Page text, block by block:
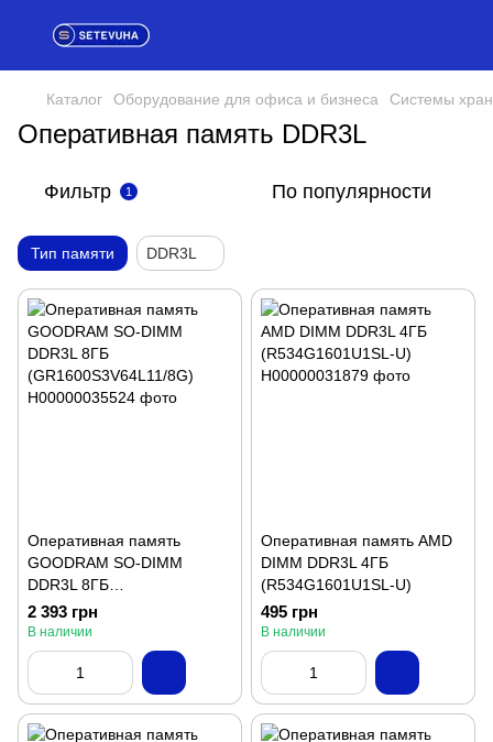
Каталог Оборудование для офиса и бизнеса Системы
Оперативная память DDR3L
Фильтр 1 По популярности
Тип памяти DDR3L
Оперативная память
GOODRAM SO-DIMM
DDR3L 8ГБ
(GR1600S3V64L11/8G)
2 393 грн
В наличии
Оперативная память AMD
DIMM DDR3L 4ГБ
(R534G1601U1SL-U)
495 грн
В наличии